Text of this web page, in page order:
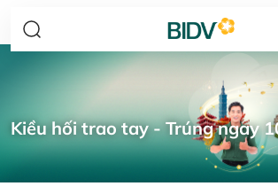
Kiều hối trao tay - Trúng ngay